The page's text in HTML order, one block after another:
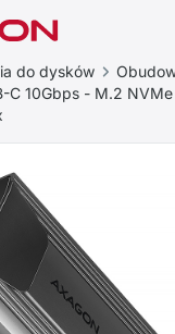
do dysków
C 10Gbps - M.2 NVMe